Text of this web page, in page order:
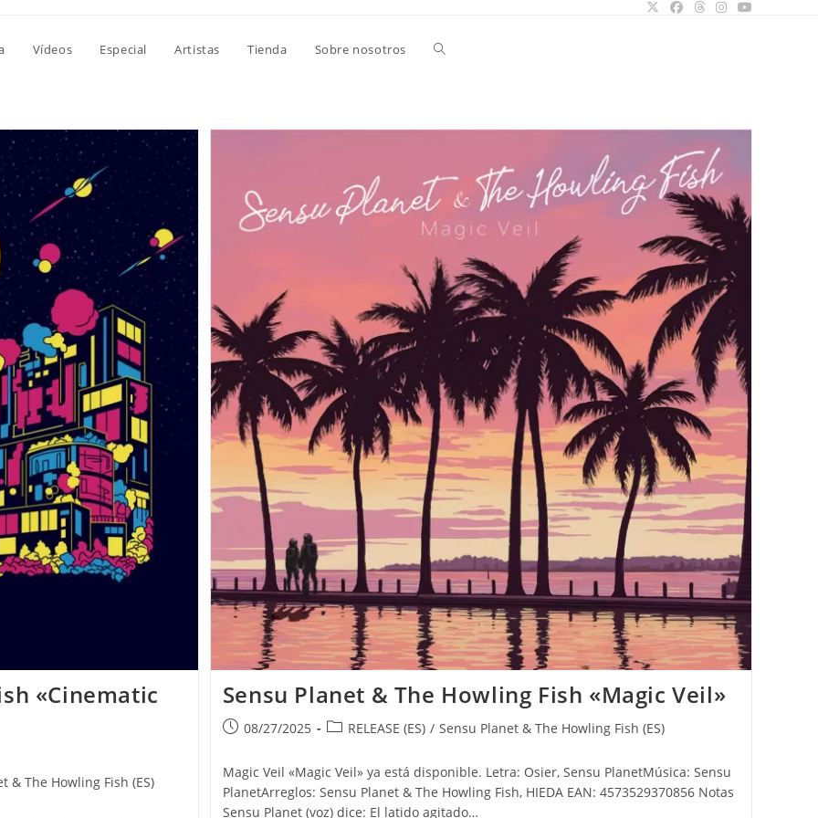
Vídeos Especial Artistas Tienda Sobre nosotros Alternar
de
web
«Cinematic
& The Howling Fish (ES)
Sensu Planet & The Howling Fish «Magic Veil»
Publicación
la
entrada:
08/27/2025
Categoría
la
entrada:
RELEASE (ES) / Sensu Planet & The Howling Fish (ES)
Magic Veil «Magic Veil» ya está disponible. Letra: Osier, Sensu PlanetMúsica: Sensu
PlanetArreglos: Sensu Planet & The Howling Fish, HIEDA EAN: 4573529370856 Notas
Sensu Planet (voz) dice: El latido agitado…